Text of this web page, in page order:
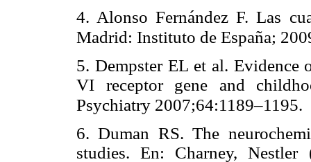
4. Alonso Fernández F. Las
Madrid: Instituto de España;
5. Dempster EL et al. Evidence
VI receptor gene and
Psychiatry 2007;64:1189–1195.
6. Duman RS. The
studies. En: Charney,